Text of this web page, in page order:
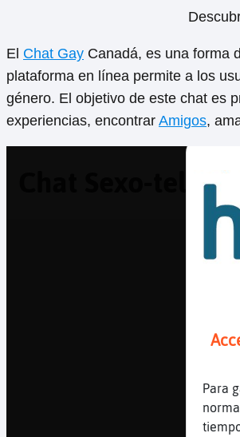
El Chat Gay Canadá, es una forma
plataforma en línea permite a los
género. El objetivo de este chat es
experiencias, encontrar Amigos,